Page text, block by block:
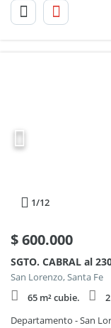
1/12
$600.000
SGTO. CABRAL al
San Lorenzo, Santa Fe
65 m² cubie.
Departamento - San